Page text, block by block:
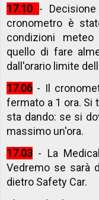
17.10 -
cronometro è
condizioni
quello di fare
dall'orario limite
17.06 - Il
fermato a 1 ora. Si
sta dando: se si
massimo un'ora.
17.03 - La
Vedremo se sarà
dietro Safety Car.